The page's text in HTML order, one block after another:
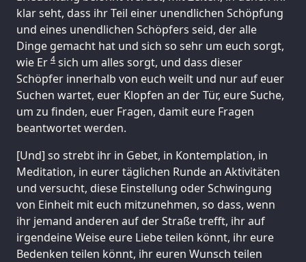
klar seht, dass ihr Teil einer unendlichen Schöpfung
und eines unendlichen Schöpfers seid, der alle
Dinge gemacht hat und sich so sehr um euch sorgt,
wie Er 4 sich um alles sorgt, und dass dieser
Schöpfer innerhalb von euch weilt und nur auf euer
Suchen wartet, euer Klopfen an der Tür, eure Suche,
um zu finden, euer Fragen, damit eure Fragen
beantwortet werden.
[Und] so strebt ihr in Gebet, in Kontemplation, in
Meditation, in eurer täglichen Runde an Aktivitäten
und versucht, diese Einstellung oder Schwingung
von Einheit mit euch mitzunehmen, so dass, wenn
ihr jemand anderen auf der Straße trefft, ihr auf
irgendeine Weise eure Liebe teilen könnt, ihr eure
Bedenken teilen könnt, ihr euren Wunsch teilen